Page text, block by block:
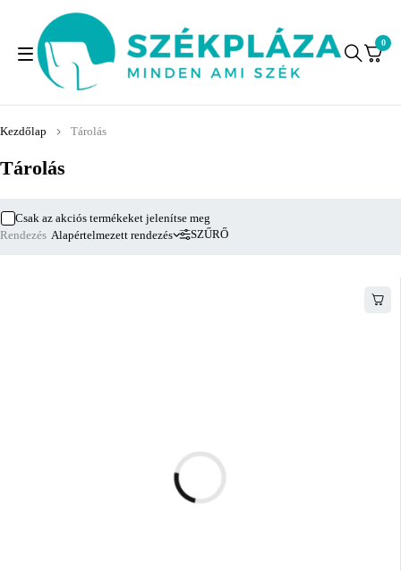
0
Tárolás
Kezdőlap Tárolás
SZŰRŐ
Csak az akciós termékeket jelenítse meg
Rendezés Alapértelmezett rendezés